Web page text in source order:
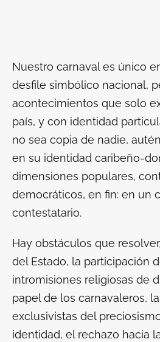
Nuestro carnaval es único
desfile simbólico nacional,
acontecimientos que solo
país, y con identidad
no sea copia de nadie,
en su identidad caribeño-
dimensiones populares,
democráticos, en fin: en un
contestatario.
Hay obstáculos que
del Estado, la participación
intromisiones religiosas de
papel de los carnavaleros,
exclusivistas del
identidad, el rechazo hacia